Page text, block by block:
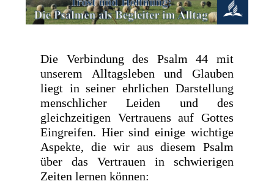
Die Verbindung des Psalm 44 mit
unserem Alltagsleben und Glauben
liegt in seiner ehrlichen Darstellung
menschlicher Leiden und des
gleichzeitigen Vertrauens auf Gottes
Eingreifen. Hier sind einige wichtige
Aspekte, die wir aus diesem Psalm
über das Vertrauen in schwierigen
Zeiten lernen können: